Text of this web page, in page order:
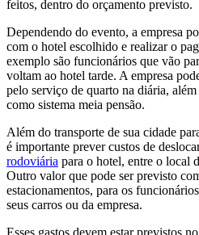
feitos, dentro do orçamento previsto.
Dependendo do evento, a empresa
com o hotel escolhido e realizar o
exemplo são funcionários que vão
voltam ao hotel tarde. A empresa
pelo serviço de quarto na diária,
como sistema meia pensão.
Além do transporte de sua cidade
é importante prever custos de
rodoviária para o hotel, entre o local
Outro valor que pode ser previsto
estacionamentos, para os
seus carros ou da empresa.